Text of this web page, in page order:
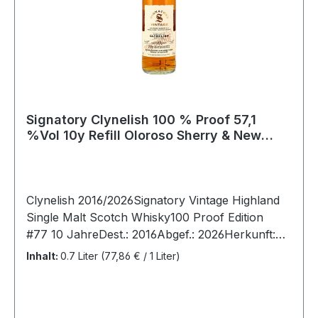
Signatory Clynelish 100 % Proof 57,1
%Vol 10y Refill Oloroso Sherry & New
Clynelish 2016/2026Signatory Vintage Highland
Single Malt Scotch Whisky100 Proof Edition
#77 10 JahreDest.: 2016Abgef.: 2026Herkunft:
Schottland, HighlandsFasstyp: Refill Oloroso
Inhalt: 0.7 Liter (77,86 € / 1 Liter)